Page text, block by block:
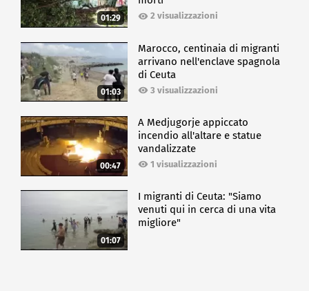
01:29 2 visualizzazioni
01:03
Marocco, centinaia di migranti
arrivano nell'enclave spagnola
di Ceuta
3 visualizzazioni
00:47
A Medjugorje appiccato
incendio all'altare e statue
vandalizzate
1 visualizzazioni
01:07
I migranti di Ceuta: "Siamo
venuti qui in cerca di una vita
migliore"